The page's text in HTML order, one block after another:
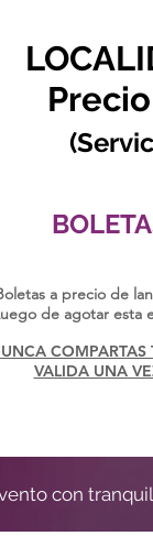
a precio de
de agotar esta
COMPARTAS
VALIDA UNA
con